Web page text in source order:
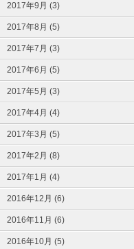
2017年9月 (3)
2017年8月 (5)
2017年7月 (3)
2017年6月 (5)
2017年5月 (3)
2017年4月 (4)
2017年3月 (5)
2017年2月 (8)
2017年1月 (4)
2016年12月 (6)
2016年11月 (6)
2016年10月 (5)